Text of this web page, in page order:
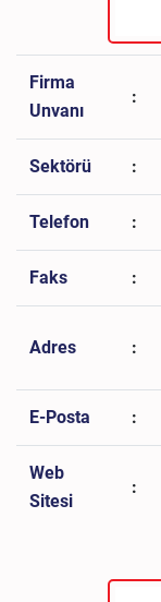
Firma
Unvanı
:
Sektörü :
Telefon :
Faks :
Adres :
E-Posta :
Web
Sitesi
: